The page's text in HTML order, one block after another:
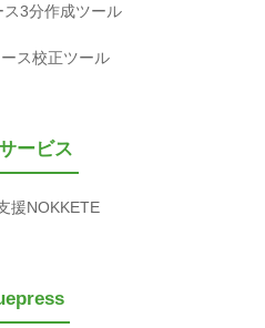
ス3分作成ツール
ス校正ツール
ービス
援NOKKETE